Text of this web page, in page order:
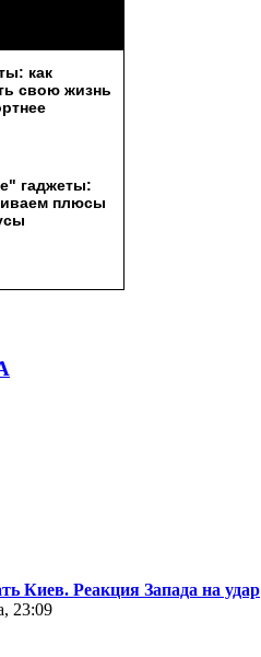
Киев. Реакция Запада на удар
23:09